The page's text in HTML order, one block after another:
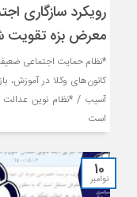
رویکرد سازگاری
معرض بزه تقویت
*نظام حمایت اجتماعی
کانون‌های وکلا در
آسیب / *نظام نوین عدالت
است
10
نوامبر